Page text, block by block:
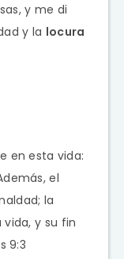
y me di
y la locura
en esta vida:
el
la
y su fin
9:3